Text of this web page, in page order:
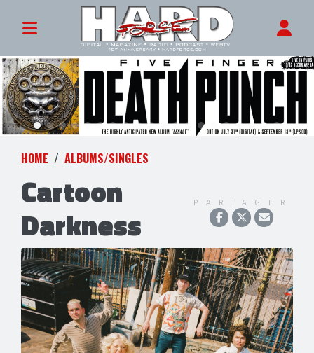
HOME ALBUMS/SINGLES
Cartoon
Darkness
PARTAGER